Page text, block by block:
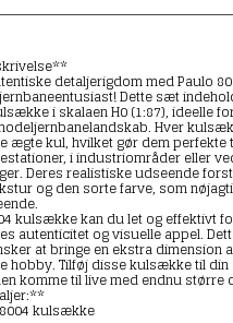
detaljerigdom med Paulo
Dette sæt
i skalaen H0 (1:87), ideelle
Hver
ægte kul, hvilket gør dem perfekte
i industriområder eller
Deres realistiske udseende
og den sorte farve, som
kulsække kan du let og effektivt
autenticitet og visuelle appel.
at bringe en ekstra dimension
hobby. Tilføj disse kulsække til din
komme til live med endnu større
kulsække